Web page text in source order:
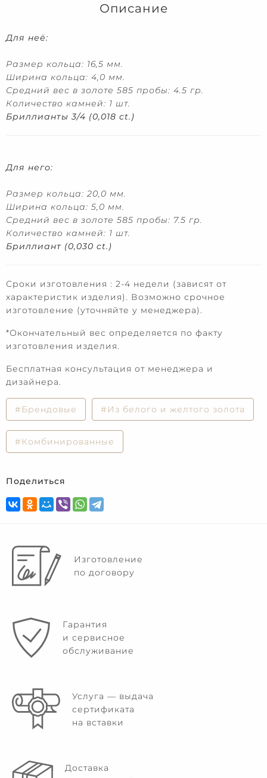
Описание
Для неё:
Размер кольца: 16,5 мм.
Ширина кольца: 4,0 мм.
Средний вес в золоте 585 пробы: 4.5 гр.
Количество камней: 1 шт.
Бриллианты 3/4 (0,018 ct.)
Для него:
Размер кольца: 20,0 мм.
Ширина кольца: 5,0 мм.
Средний вес в золоте 585 пробы: 7.5 гр.
Количество камней: 1 шт.
Бриллиант (0,030 ct.)
Сроки изготовления : 2-4 недели (зависят от
характеристик изделия). Возможно срочное
изготовление (уточняйте у менеджера).
*Окончательный вес определяется по факту
изготовления изделия.
Бесплатная консультация от менеджера и
дизайнера.
#Брендовые #Из белого и желтого золота
#Комбинированные
Поделиться
Изготовление
по договору
Гарантия
и сервисное
обслуживание
Услуга — выдача
сертификата
на вставки
Доставка